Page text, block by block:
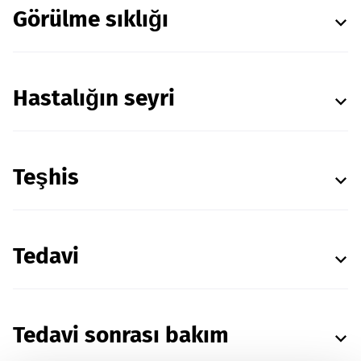
Görülme sıklığı
Hastalığın seyri
Teşhis
Tedavi
Tedavi sonrası bakım